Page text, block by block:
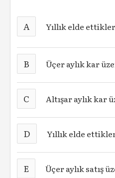
A Yıllık elde
B Üçer aylık kar
C Altışar aylık kar
D Yıllık elde
E Üçer aylık satış